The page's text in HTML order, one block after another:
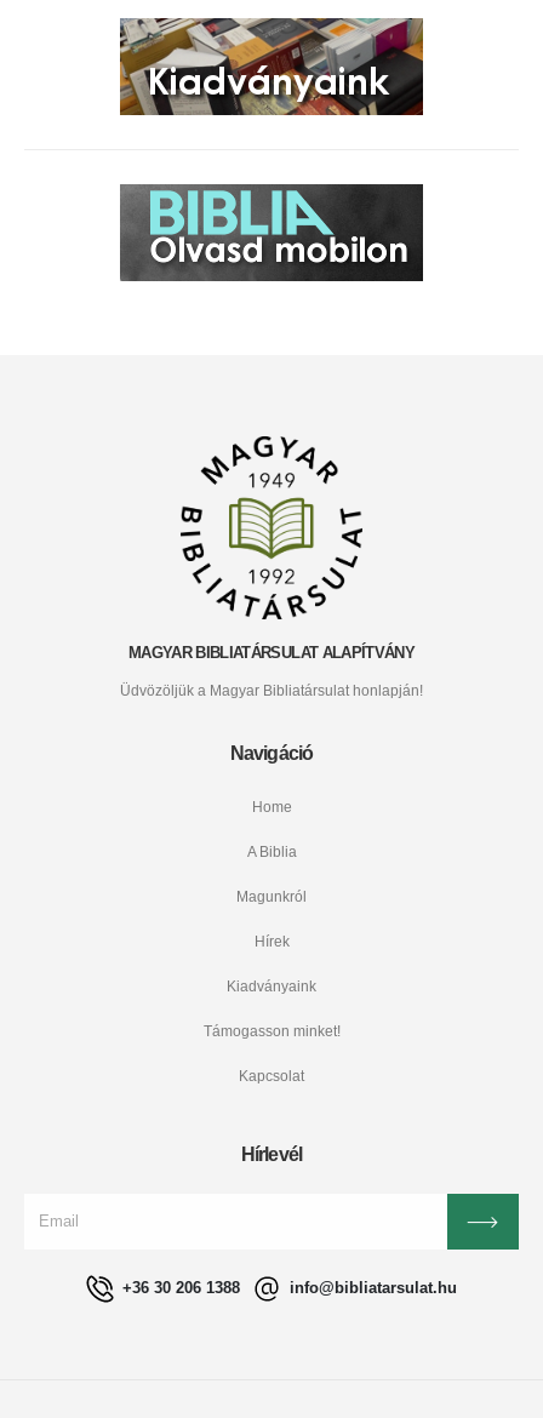
MAGYAR BIBLIATÁRSULAT ALAPÍTVÁNY
Üdvözöljük a Magyar Bibliatársulat honlapján!
Navigáció
Home
A Biblia
Magunkról
Hírek
Kiadványaink
Támogasson minket!
Kapcsolat
Hírlevél
+36 30 206 1388 info@bibliatarsulat.hu